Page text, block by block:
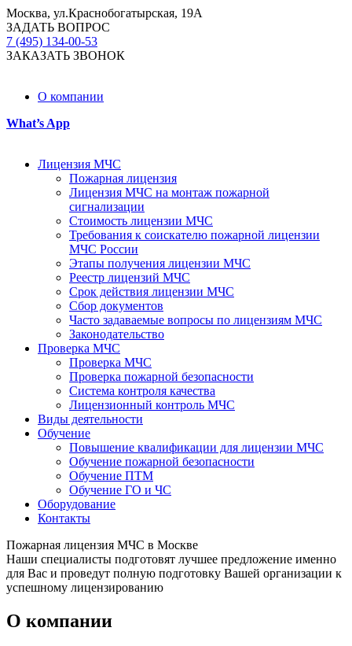
Москва, ул.Краснобогатырская, 19А
ЗАДАТЬ ВОПРОС
7 (495) 134-00-53
ЗАКАЗАТЬ ЗВОНОК
О компании
What’s App
Лицензия МЧС
Пожарная лицензия
Лицензия МЧС на монтаж пожарной
сигнализации
Стоимость лицензии МЧС
Требования к соискателю пожарной лицензии
МЧС России
Этапы получения лицензии МЧС
Реестр лицензий МЧС
Срок действия лицензии МЧС
Сбор документов
Часто задаваемые вопросы по лицензиям МЧС
Законодательство
Проверка МЧС
Проверка МЧС
Проверка пожарной безопасности
Система контроля качества
Лицензионный контроль МЧС
Виды деятельности
Обучение
Повышение квалификации для лицензии МЧС
Обучение пожарной безопасности
Обучение ПТМ
Обучение ГО и ЧС
Оборудование
Контакты
Пожарная лицензия МЧС в Москве
Наши специалисты подготовят лучшее предложение именно
для Вас и проведут полную подготовку Вашей организации к
успешному лицензированию
О компании